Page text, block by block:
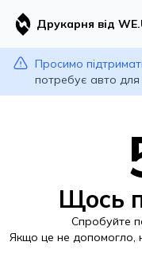
Друкарня від
Просимо
потребує авто
Щось
Спробуйте
Якщо це не допомогло,